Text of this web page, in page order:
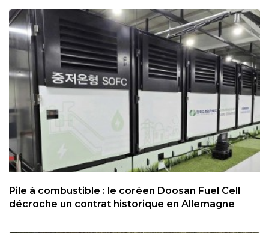
Pile à combustible : le coréen Doosan Fuel Cell
décroche un contrat historique en Allemagne